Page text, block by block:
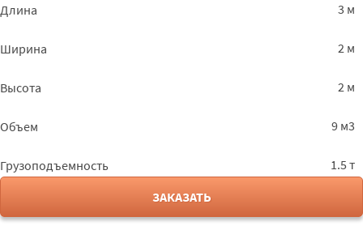
Длина 3 м
Ширина 2 м
Высота 2 м
Объем 9 м3
Грузоподъемность
1.5 т
ЗАКАЗАТЬ